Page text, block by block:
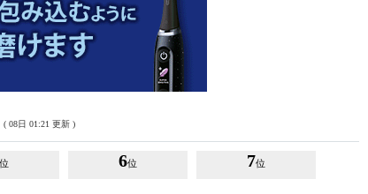
( 08日 01:21 更新 )
位 6位 7位